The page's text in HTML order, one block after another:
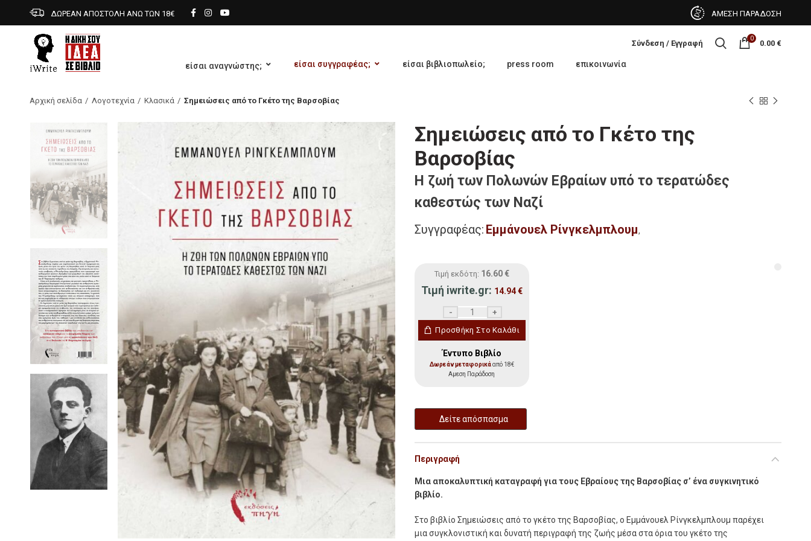
ΔΩΡΕΑΝ ΑΠΟΣΤΟΛΗ ΑΝΩ ΤΩΝ 18€ ΑΜΕΣΗ ΠΑΡΑΔΟΣΗ
Σύνδεση / Εγγραφή 0 0.00 €
είσαι αναγνώστης; είσαι συγγραφέας; είσαι βιβλιοπωλείο; press room επικοινωνία
Αρχική σελίδα Λογοτεχνία Κλασικά Σημειώσεις από το Γκέτο της Βαρσοβίας
Σημειώσεις από το Γκέτο της
Βαρσοβίας
Η ζωή των Πολωνών Εβραίων υπό το τερατώδες
καθεστώς των Ναζί
Συγγραφέας: Εμμάνουελ Ρίνγκελμπλουμ,
Τιμή εκδότη: 16.60 €
Τιμή iwrite.gr: 14.94€
Προσθήκη Στο Καλάθι
Έντυπο Βιβλίο
Δωρεάν μεταφορικάαπό 18€
Αμεση Παράδοση
Δείτε απόσπασμα
Περιγραφή
Μια αποκαλυπτική καταγραφή για τους Εβραίους της Βαρσοβίας σ’ ένα συγκινητικό
βιβλίο.
Στο βιβλίο Σημειώσεις από το γκέτο της Βαρσοβίας, ο Εμμάνουελ Ρίνγκελμπλουμ παρέχει
μια συγκλονιστική και δυνατή περιγραφή της ζωής μέσα στα όρια του γκέτο της